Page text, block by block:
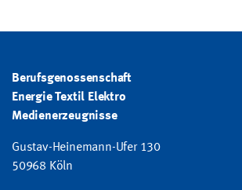
Berufsgenossenschaft
Energie Textil Elektro
Medienerzeugnisse
Gustav-Heinemann-Ufer 130
50968 Köln